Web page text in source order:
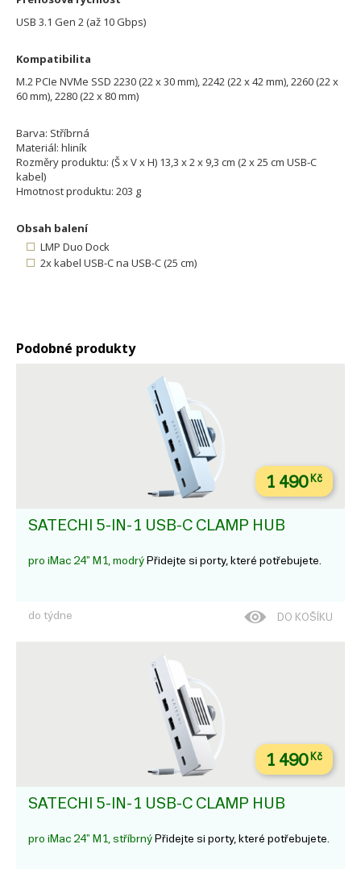
USB 3.1 Gen 2 (až 10 Gbps)
Kompatibilita
M.2 PCIe NVMe SSD 2230 (22 x 30 mm), 2242 (22 x 42 mm), 2260 (22 x
60 mm), 2280 (22 x 80 mm)
Barva: Stříbrná
Materiál: hliník
Rozměry produktu: (Š x V x H) 13,3 x 2 x 9,3 cm (2 x 25 cm USB-C
kabel)
Hmotnost produktu: 203 g
Obsah balení
LMP Duo Dock
2x kabel USB-C na USB-C (25 cm)
Podobné produkty
1 490Kč
SATECHI 5-IN-1 USB-C CLAMP HUB
pro iMac 24" M1, modrý Přidejte si porty, které potřebujete.
do týdne DO KOŠÍKU
1 490Kč
SATECHI 5-IN-1 USB-C CLAMP HUB
pro iMac 24" M1, stříbrný Přidejte si porty, které potřebujete.